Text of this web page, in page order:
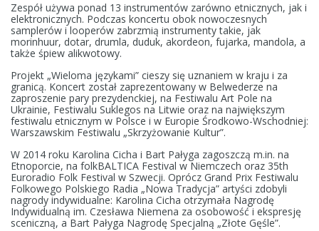
Zespół używa ponad 13 instrumentów zarówno etnicznych, jak i
elektronicznych. Podczas koncertu obok nowoczesnych
samplerów i looperów zabrzmią instrumenty takie, jak
morinhuur, dotar, drumla, duduk, akordeon, fujarka, mandola, a
także śpiew alikwotowy.
Projekt „Wieloma językami” cieszy się uznaniem w kraju i za
granicą. Koncert został zaprezentowany w Belwederze na
zaproszenie pary prezydenckiej, na Festiwalu Art Pole na
Ukrainie, Festiwalu Suklegos na Litwie oraz na największym
festiwalu etnicznym w Polsce i w Europie Środkowo-Wschodniej:
Warszawskim Festiwalu „Skrzyżowanie Kultur”.
W 2014 roku Karolina Cicha i Bart Pałyga zagoszczą m.in. na
Etnoporcie, na folkBALTICA Festival w Niemczech oraz 35th
Euroradio Folk Festival w Szwecji. Oprócz Grand Prix Festiwalu
Folkowego Polskiego Radia „Nowa Tradycja” artyści zdobyli
nagrody indywidualne: Karolina Cicha otrzymała Nagrodę
Indywidualną im. Czesława Niemena za osobowość i ekspresję
sceniczną, a Bart Pałyga Nagrodę Specjalną „Złote Gęśle”.